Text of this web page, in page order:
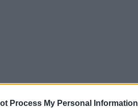
Process My Personal Information